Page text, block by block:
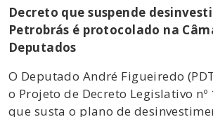
Decreto que suspende
Petrobrás é protocolado na
Deputados
O Deputado André Figueiredo
o Projeto de Decreto Legislativo nº
que susta o plano de